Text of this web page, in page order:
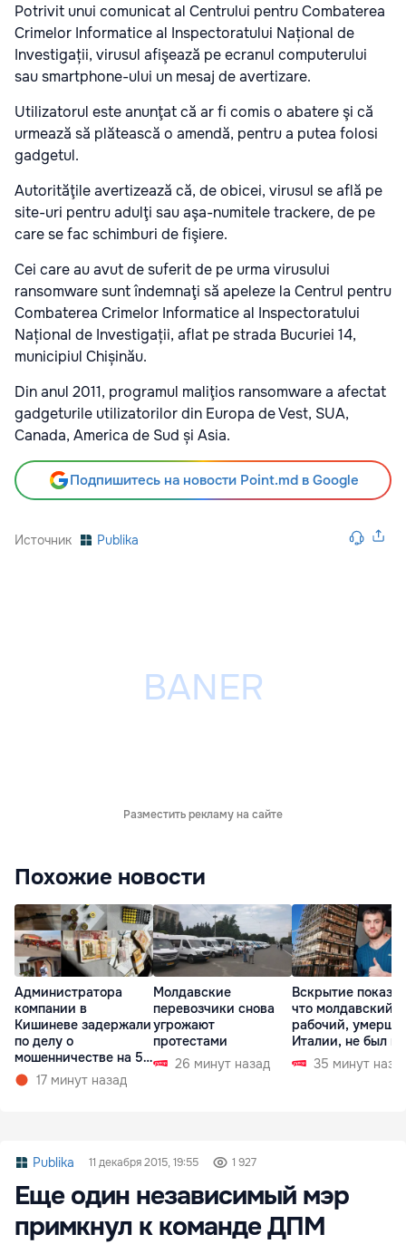
Potrivit unui comunicat al Centrului pentru Combaterea
Crimelor Informatice al Inspectoratului Național de
Investigații, virusul afişează pe ecranul computerului
sau smartphone-ului un mesaj de avertizare.
Utilizatorul este anunţat că ar fi comis o abatere şi că
urmează să plătească o amendă, pentru a putea folosi
gadgetul.
Autorităţile avertizează că, de obicei, virusul se află pe
site-uri pentru adulţi sau aşa-numitele trackere, de pe
care se fac schimburi de fişiere.
Cei care au avut de suferit de pe urma virusului
ransomware sunt îndemnaţi să apeleze la Centrul pentru
Combaterea Crimelor Informatice al Inspectoratului
Național de Investigații, aflat pe strada Bucuriei 14,
municipiul Chișinău.
Din anul 2011, programul maliţios ransomware a afectat
gadgeturile utilizatorilor din Europa de Vest, SUA,
Canada, America de Sud și Asia.
Подпишитесь на новости Point.md в Google
Источник Publika
Разместить рекламу на сайте
Похожие новости
Администратора
компании в
Кишиневе задержали
по делу о
мошенничестве на 5
млн леев
17 минут назад
Молдавские
перевозчики снова
угрожают
протестами
26 минут назад
Вскрытие
что молдавский
рабочий,
Италии, не был
35 минут
Publika 11 декабря 2015, 19:55 1 927
Еще один независимый мэр
примкнул к команде ДПМ